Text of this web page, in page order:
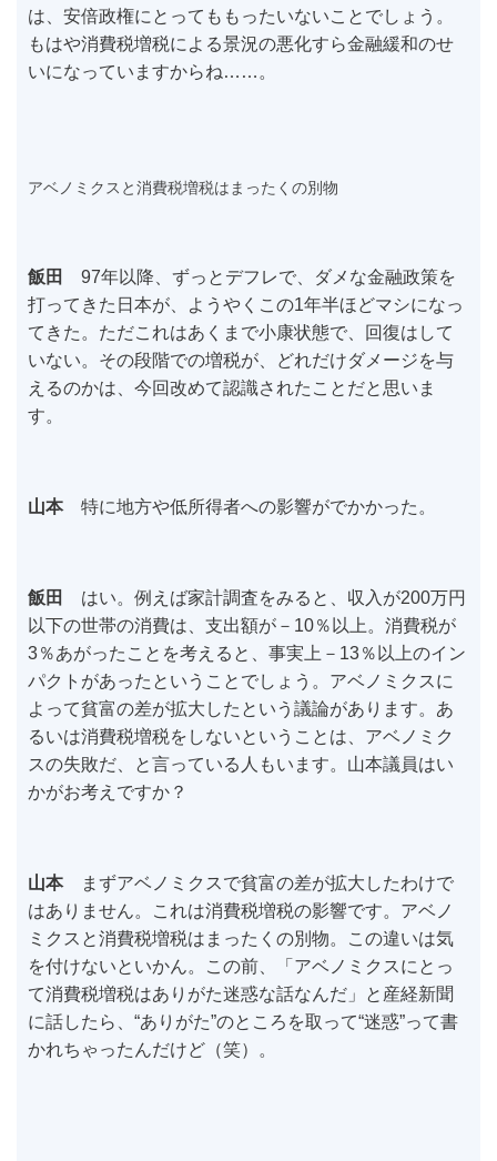
は、安倍政権にとってももったいないことでしょう。
もはや消費税増税による景況の悪化すら金融緩和のせ
いになっていますからね……。
アベノミクスと消費税増税はまったくの別物
飯田
97年以降、ずっとデフレで、ダメな金融政策を
打ってきた日本が、ようやくこの1年半ほどマシになっ
てきた。ただこれはあくまで小康状態で、回復はして
いない。その段階での増税が、どれだけダメージを与
えるのかは、今回改めて認識されたことだと思いま
す。
山本特に地方や低所得者への影響がでかかった。
飯田
はい。例えば家計調査をみると、収入が200万円
以下の世帯の消費は、支出額が－10％以上。消費税が
3％あがったことを考えると、事実上－13％以上のイン
パクトがあったということでしょう。アベノミクスに
よって貧富の差が拡大したという議論があります。あ
るいは消費税増税をしないということは、アベノミク
スの失敗だ、と言っている人もいます。山本議員はい
かがお考えですか？
山本まずアベノミクスで貧富の差が拡大したわけで
はありません。これは消費税増税の影響です。アベノ
ミクスと消費税増税はまったくの別物。この違いは気
を付けないといかん。この前、「アベノミクスにとっ
て消費税増税はありがた迷惑な話なんだ」と産経新聞
に話したら、“ありがた”のところを取って“迷惑”って書
かれちゃったんだけど（笑）。